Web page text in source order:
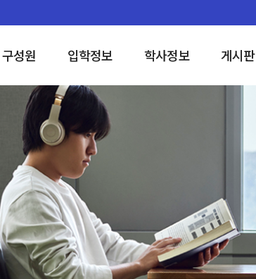
구성원 입학정보 학사정보 게시판